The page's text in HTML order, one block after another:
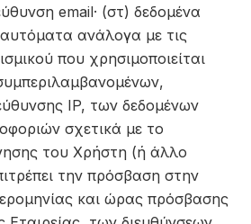
email· (στ) δεδομένα
ανάλογα με τις
που χρησιμοποιείται
IP, των δεδομένων
σχετικά με το
του Χρήστη (ή άλλο
την πρόσβαση στην
και ώρας πρόσβασης